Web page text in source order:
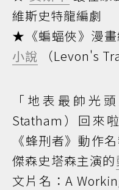
維斯史特龍編劇
★《蝙蝠俠》漫畫
小說 （Levon's
「地表最帥光
Statham）回來
《蜂刑者》動作
傑森史塔森主演的
文片名：A